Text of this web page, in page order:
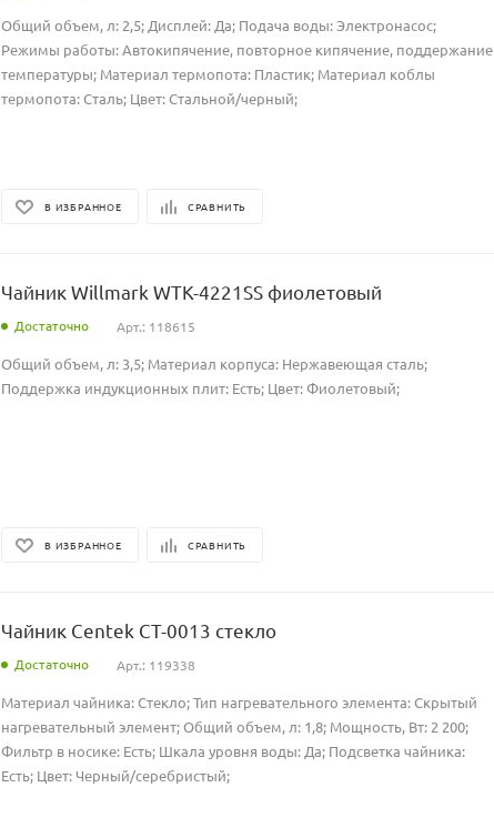
Общий объем, л: 2,5; Дисплей: Да; Подача воды: Электронасос;
Режимы работы: Автокипячение, повторное кипячение, поддержание
температуры; Материал термопота: Пластик; Материал коблы
термопота: Сталь; Цвет: Стальной/черный;
В ИЗБРАННОЕ СРАВНИТЬ
Чайник Willmark WTK-4221SS фиолетовый
Достаточно Арт.: 118615
Общий объем, л: 3,5; Материал корпуса: Нержавеющая сталь;
Поддержка индукционных плит: Есть; Цвет: Фиолетовый;
В ИЗБРАННОЕ СРАВНИТЬ
Чайник Centek CT-0013 стекло
Достаточно Арт.: 119338
Материал чайника: Стекло; Тип нагревательного элемента: Скрытый
нагревательный элемент; Общий объем, л: 1,8; Мощность, Вт: 2 200;
Фильтр в носике: Есть; Шкала уровня воды: Да; Подсветка чайника:
Есть; Цвет: Черный/серебристый;